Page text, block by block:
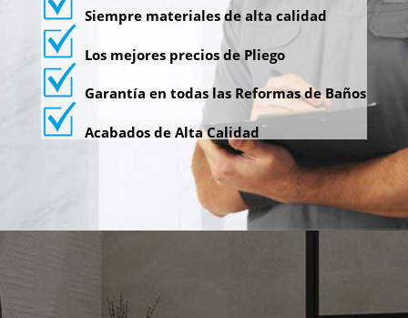
Siempre materiales de alta calidad
Los mejores precios de Pliego
Garantía en todas las Reformas de Baños
Acabados de Alta Calidad